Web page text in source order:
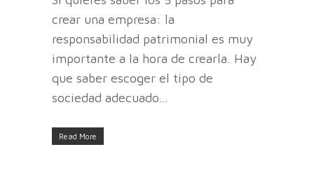
crear una empresa: la
responsabilidad patrimonial es muy
importante a la hora de crearla. Hay
que saber escoger el tipo de
sociedad adecuado…
Read More